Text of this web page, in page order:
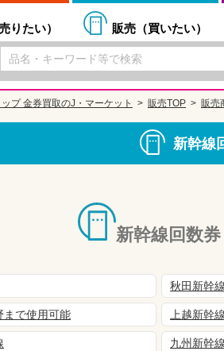
りたい） 販売（買いたい）
プ 金券買取のJ・マーケット 販売TOP 販売
新幹線
新幹線回数
秋田新幹線
で使用可能 上越新幹線
九州新幹線